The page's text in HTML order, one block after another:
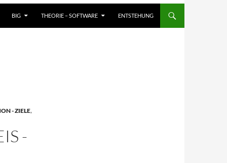
BIG THEORIE – SOFTWARE ENTSTEHUNG
- ZIELE,
-